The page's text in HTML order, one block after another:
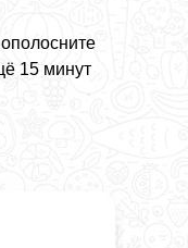
15 минут